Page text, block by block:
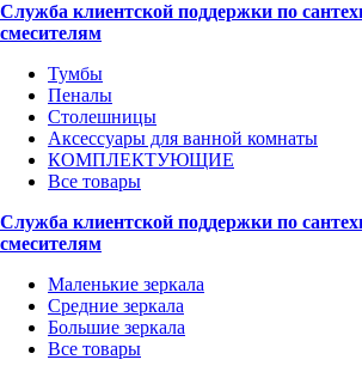
Служба клиентской поддержки по
смесителям
Тумбы
Пеналы
Столешницы
Аксессуары для ванной комнаты
КОМПЛЕКТУЮЩИЕ
Все товары
Служба клиентской поддержки по
смесителям
Маленькие зеркала
Средние зеркала
Большие зеркала
Все товары